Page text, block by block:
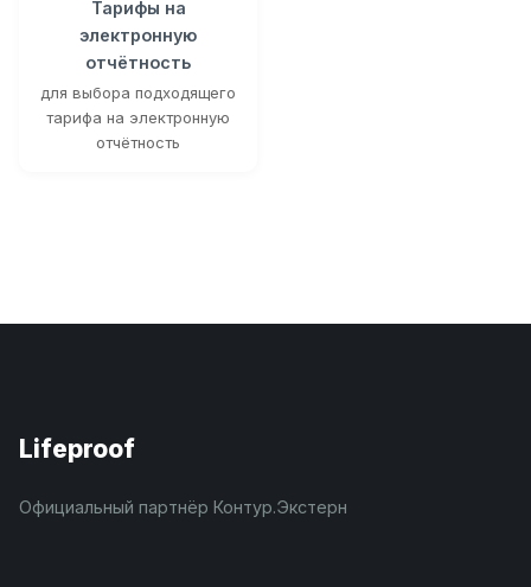
Тарифы на
электронную
отчётность
для выбора подходящего
тарифа на электронную
отчётность
Lifeproof
Официальный партнёр Контур.Экстерн